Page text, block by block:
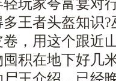
玩家夸富宴对
王者头盔知识
，用这个跟近
积在地下好几